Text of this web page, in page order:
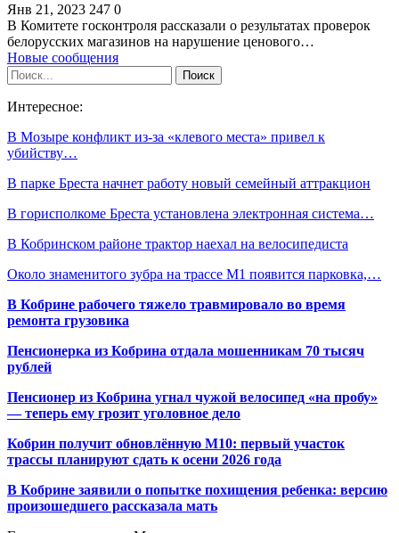
Янв 21, 2023 247 0
В Комитете госконтроля рассказали о результатах проверок
белорусских магазинов на нарушение ценового…
Новые сообщения
Интересное:
В Мозыре конфликт из-за «клевого места» привел к
убийству…
В парке Бреста начнет работу новый семейный аттракцион
В горисполкоме Бреста установлена электронная система…
В Кобринском районе трактор наехал на велосипедиста
Около знаменитого зубра на трассе М1 появится парковка,…
В Кобрине рабочего тяжело травмировало во время
ремонта грузовика
Пенсионерка из Кобрина отдала мошенникам 70 тысяч
рублей
Пенсионер из Кобрина угнал чужой велосипед «на пробу»
— теперь ему грозит уголовное дело
Кобрин получит обновлённую М10: первый участок
трассы планируют сдать к осени 2026 года
В Кобрине заявили о попытке похищения ребенка: версию
произошедшего рассказала мать